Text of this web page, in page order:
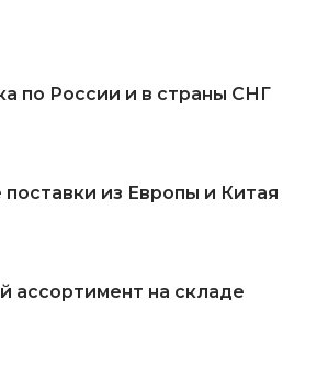
по России и в страны СНГ
из Европы и Китая
ассортимент на складе